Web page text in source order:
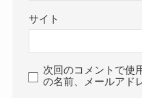
サイト
次回のコメントで使
の名前、メールアド